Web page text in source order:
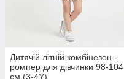
Дитячій літній комбінезон -
ромпер для дівчинки 98-104
см (3-4Y)